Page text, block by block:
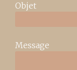
Objet
Message